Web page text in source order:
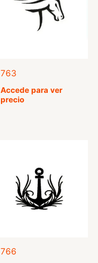
763
Accede para ver
precio
766